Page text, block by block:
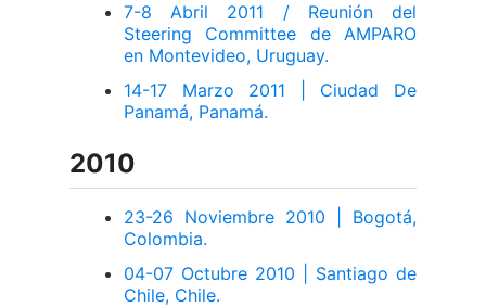
7-8 Abril 2011 / Reunión del
Steering Committee de AMPARO
en Montevideo, Uruguay.
14-17 Marzo 2011 | Ciudad De
Panamá, Panamá.
2010
23-26 Noviembre 2010 | Bogotá,
Colombia.
04-07 Octubre 2010 | Santiago de
Chile, Chile.